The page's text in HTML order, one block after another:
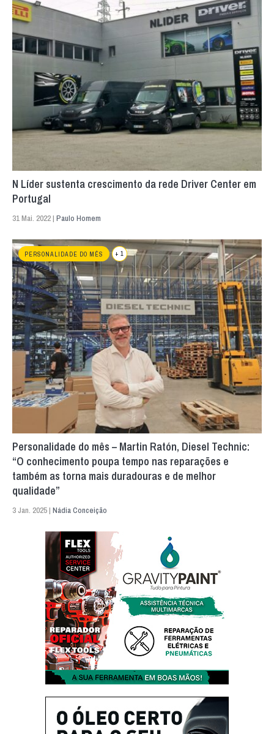
N Líder sustenta crescimento da rede Driver Center em
Portugal
31 Mai. 2022 | Paulo Homem
PERSONALIDADE DO MÊS + 1
Personalidade do mês – Martin Ratón, Diesel Technic:
“O conhecimento poupa tempo nas reparações e
também as torna mais duradouras e de melhor
qualidade”
3 Jan. 2025 | Nádia Conceição